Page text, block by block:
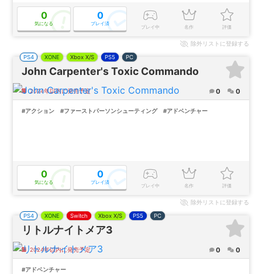
0
気になる
0
プレイ済
プレイ中 名作 評価
除外リストに登録する
John Carpenter's Toxic Commando
PS4 XONE Xbox X/S PS5 PC
2024年以内に発売予定 0 0
#アクション #ファーストパーソンシューティング #アドベンチャー
0
気になる
0
プレイ済
プレイ中 名作 評価
除外リストに登録する
リトルナイトメア3
PS4 XONE Switch Xbox X/S PS5 PC
2024年以内に発売予定 0 0
#アドベンチャー